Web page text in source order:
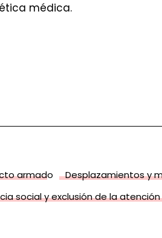
médica.
armado Desplazamientos y
social y exclusión de la